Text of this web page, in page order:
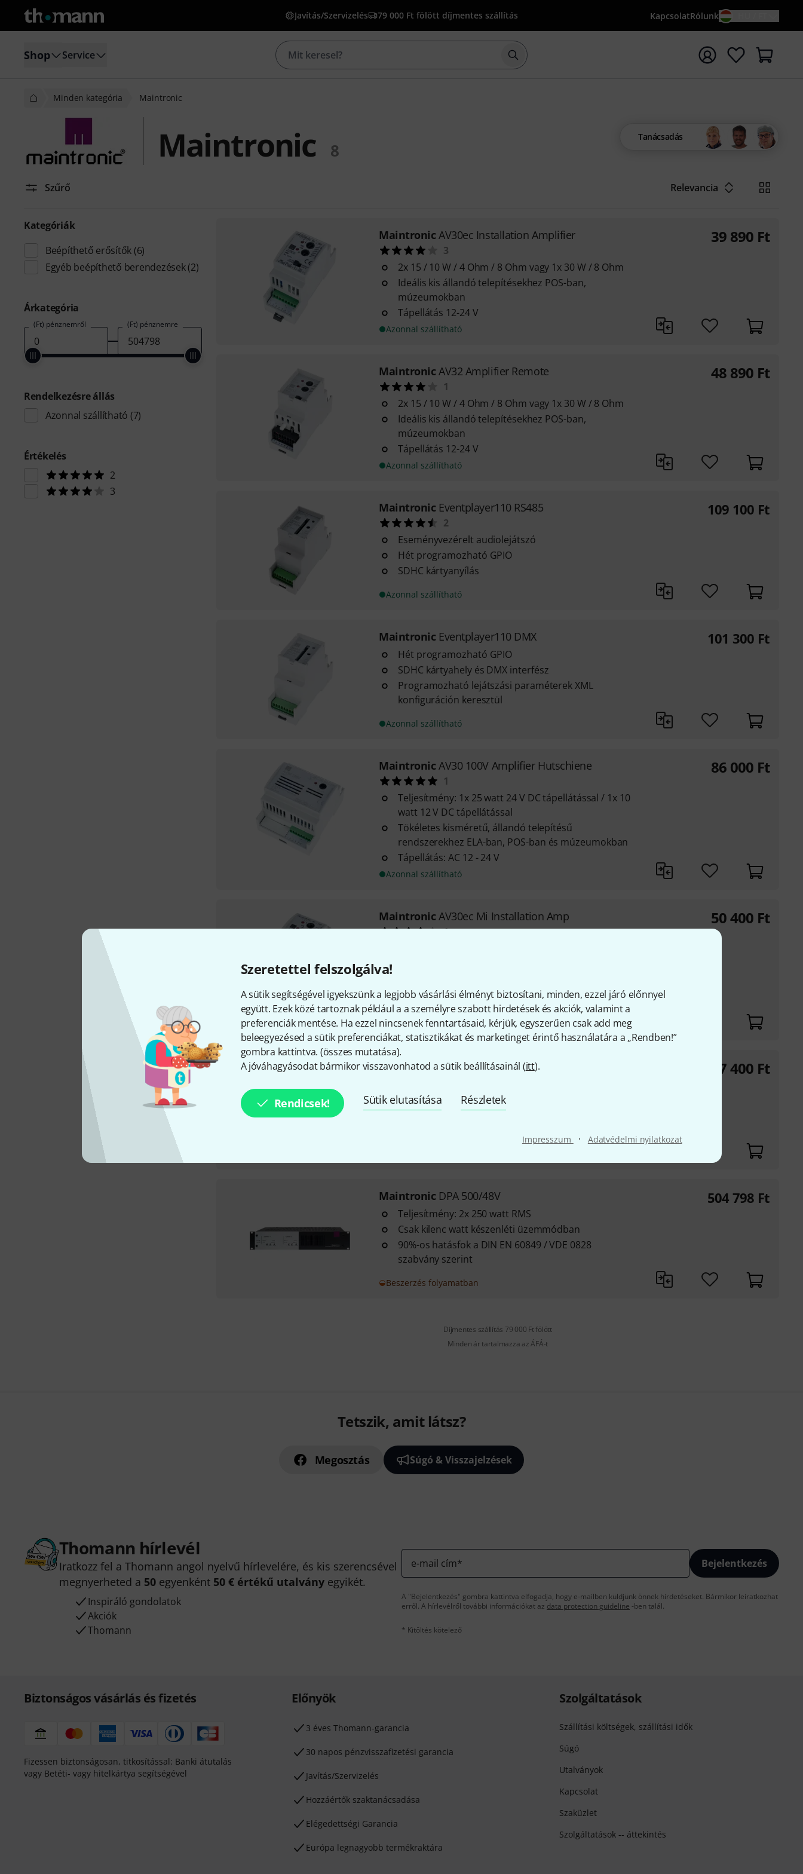
Szeretettel felszolgálva!
A sütik segítségével igyekszünk a legjobb vásárlási élményt biztosítani, minden, ezzel járó előnnyel
együtt. Ezek közé tartoznak például a a személyre szabott hirdetések és akciók, valamint a
preferenciák mentése. Ha ezzel nincsenek fenntartásaid, kérjük, egyszerűen csak add meg
beleegyezésed a sütik preferenciákat, statisztikákat és marketinget érintő használatára a „Rendben!”
gombra kattintva. (összes mutatása).
A jóváhagyásodat bármikor visszavonhatod a sütik beállításainál (itt).
Rendicsek! Sütik elutasítása Részletek
Impresszum · Adatvédelmi nyilatkozat
Javítás/Szervizelés 79 000 Ft fölött díjmentes szállítás KapcsolatRólunk
Shop Service Keresés indítása {searchTerm} keresőszóval
Minden kategória Maintronic
Maintronic 8
Tanácsadás
Szűrő Relevancia
Kategóriák
Beépíthető erősítők (6)
Egyéb beépíthető berendezések(2)
Árkategória
(Ft) pénznemről (Ft) pénznemre
Rendelkezésre állás
Azonnal szállítható (7)
Értékelés
2
3
MaintronicAV30ec Installation Amplifier
3
2x 15 / 10 W / 4 Ohm / 8 Ohm vagy 1x 30 W / 8 Ohm
Ideális kis állandó telepítésekhez POS-ban,
múzeumokban
Tápellátás 12-24 V
Azonnal szállítható
39 890 Ft
MaintronicAV32 Amplifier Remote
1
2x 15 / 10 W / 4 Ohm / 8 Ohm vagy 1x 30 W / 8 Ohm
Ideális kis állandó telepítésekhez POS-ban,
múzeumokban
Tápellátás 12-24 V
Azonnal szállítható
48 890 Ft
Maintronic Eventplayer110 RS485
2
Eseményvezérelt audiolejátszó
Hét programozható GPIO
SDHC kártyanyílás
Azonnal szállítható
109 100 Ft
Maintronic Eventplayer110 DMX
Hét programozható GPIO
SDHC kártyahely és DMX interfész
Programozható lejátszási paraméterek XML
konfiguráción keresztül
Azonnal szállítható
101 300 Ft
MaintronicAV30 100V Amplifier Hutschiene
1
Teljesítmény: 1x 25 watt 24 V DC tápellátással / 1x 10
watt 12 V DC tápellátással
Tökéletes kisméretű, állandó telepítésű
rendszerekhez ELA-ban, POS-ban és múzeumokban
Tápellátás: AC 12 - 24 V
Azonnal szállítható
86 000 Ft
MaintronicAV30ec Mi Installation Amp
1
múzeumokban
Tápellátás 12-24 Volt
Azonnal szállítható
50 400 Ft
Maintronic AV30 100V Mi AmplifierDIN-Rail
Ideális kis fix telepítésekhez ELA, POS, múzeumok
területén
97 400 Ft
Maintronic DPA 500/48V
Teljesítmény: 2x 250 watt RMS
Csak kilenc watt készenléti üzemmódban
90%-os hatásfok a DIN EN 60849 / VDE 0828
szabvány szerint
Beszerzés folyamatban
504 798 Ft
Díjmentes szállítás 79 000 Ft fölött
Minden ár tartalmazza az ÁFÁ-t
Tetszik, amit látsz?
Megosztás Súgó & Visszajelzések
Thomann hírlevél
Iratkozz fel a Thomann angol nyelvű hírlevelére, és kis szerencsével
megnyerheted a 50 egyenként 50 € értékű utalvány egyikét.
Inspiráló gondolatok
Akciók
Thomann
e-mail cím* Bejelentkezés
A "Bejelentkezés" gombra kattintva elfogadja, hogy e-mailben küldjünk önnek hirdetéseket. Bármikor leiratkozhat
erről. A hírlevélről további információkat az data protection guideline -ben talál.
* Kitöltés kötelező
Biztonságos vásárlás és fizetés
Fizessen biztonságosan, titkosítással: Banki átutalás
vagy Betéti- vagy hitelkártya segítségével
Előnyök
3 éves Thomann-garancia
30 napos pénzvisszafizetési garancia
Javítás/Szervizelés
Hozzáértők szaktanácsadása
Elégedettségi Garancia
Európa legnagyobb termékraktára
Szolgáltatások
Szállítási költségek, szállítási idők
Súgó
Utalványok
Kapcsolat
Szaküzlet
Szolgáltatások -- áttekintés